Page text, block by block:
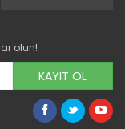
izleyici ile...
olun!
KAYIT OL